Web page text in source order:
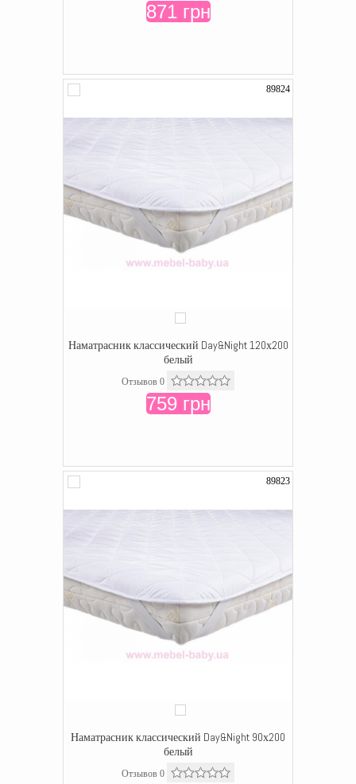
871 грн
89824
Наматрасник классический Day&Night 120х200
белый
Отзывов 0
759 грн
89823
Наматрасник классический Day&Night 90х200
белый
Отзывов 0